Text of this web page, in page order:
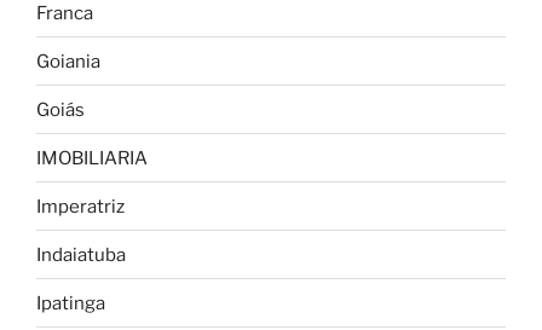
Franca
Goiania
Goiás
IMOBILIARIA
Imperatriz
Indaiatuba
Ipatinga